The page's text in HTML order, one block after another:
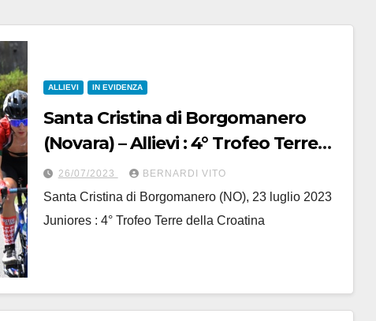
ALLIEVI IN EVIDENZA
Santa Cristina di Borgomanero
(Novara) – Allievi : 4° Trofeo Terre
della Croatina con l’Organizzazione
del Bici Club 2000 Borgomanero –
Servizio fotografico di Walter
26/07/2023 BERNARDI VITO
Santa Cristina di Borgomanero (NO), 23 luglio 2023
Juniores : 4° Trofeo Terre della Croatina